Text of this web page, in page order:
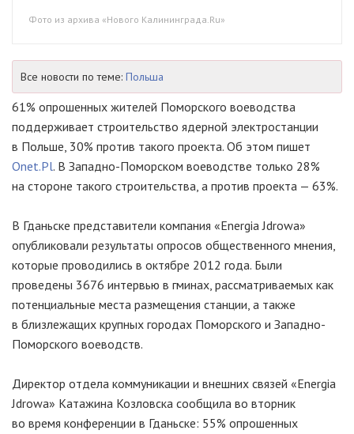
Фото из архива «Нового Калининграда.Ru»
Все новости по теме: Польша
61% опрошенных жителей Поморского воеводства
поддерживает строительство ядерной электростанции
в Польше, 30% против такого проекта. Об этом пишет
Оnet.Рl. В Западно-Поморском воеводстве только 28%
на стороне такого строительства, а против проекта — 63%.
В Гданьске представители компания «Energia Jdrowa»
опубликовали результаты опросов общественного мнения,
которые проводились в октябре 2012 года. Были
проведены 3676 интервью в гминах, рассматриваемых как
потенциальные места размещения станции, а также
в близлежащих крупных городах Поморского и Западно-
Поморского воеводств.
Директор отдела коммуникации и внешних связей «Energia
Jdrowa» Катажина Козловска сообщила во вторник
во время конференции в Гданьске: 55% опрошенных